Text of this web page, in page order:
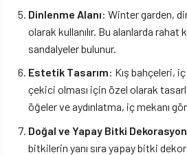
Dinlenme Alanı: Winter garden,
olarak kullanılır. Bu alanlarda
sandalyeler bulunur.
Estetik Tasarım: Kış bahçeleri,
çekici olması için özel olarak
öğeler ve aydınlatma, iç mekanı
Doğal ve Yapay Bitki
bitkilerin yanı sıra yapay bitki